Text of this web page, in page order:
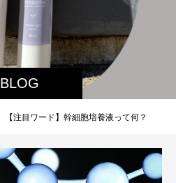
BLOG
【注目ワード】幹細胞培養液って何？